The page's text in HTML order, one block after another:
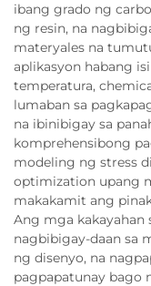
ibang grado ng
ng resin, na
materyales na
aplikasyon habang
temperatura,
lumaban sa
na ibinibigay sa
komprehensibong
modeling ng stress
optimization upang
makakamit ang
Ang mga
nagbibigay-daan sa
ng disenyo, na
pagpapatunay bago